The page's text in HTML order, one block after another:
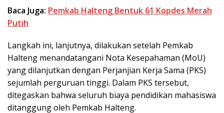
Baca Juga: Pemkab Halteng Bentuk 61 Kopdes Merah
Putih
Langkah ini, lanjutnya, dilakukan setelah Pemkab
Halteng menandatangani Nota Kesepahaman (MoU)
yang dilanjutkan dengan Perjanjian Kerja Sama (PKS)
sejumlah perguruan tinggi. Dalam PKS tersebut,
ditegaskan bahwa seluruh biaya pendidikan mahasiswa
ditanggung oleh Pemkab Halteng.